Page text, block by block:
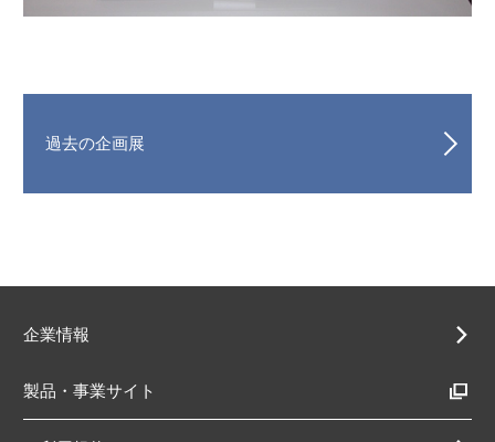
過去の企画展
企業情報
製品・事業サイト